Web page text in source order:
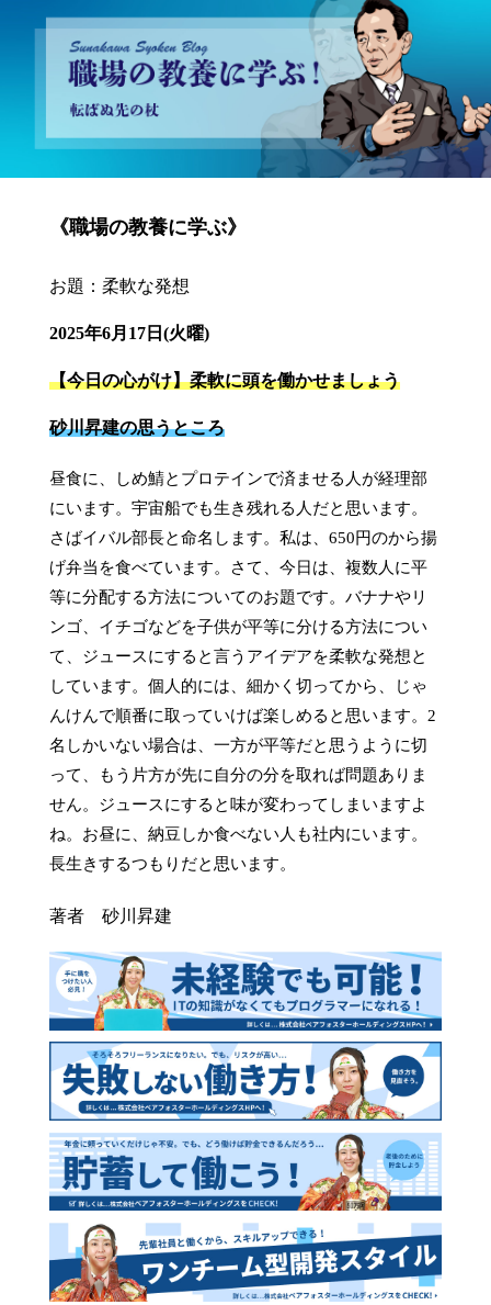
砂川昇建会長ブログ 職場の教養に学ぶ！～転ばぬ先の杖～
《職場の教養に学ぶ》
お題：柔軟な発想
2025年6月17日(火曜)
【今日の心がけ】柔軟に頭を働かせましょう
砂川昇建の思うところ
昼食に、しめ鯖とプロテインで済ませる人が経理部
にいます。宇宙船でも生き残れる人だと思います。
さばイバル部長と命名します。私は、650円のから揚
げ弁当を食べています。さて、今日は、複数人に平
等に分配する方法についてのお題です。バナナやリ
ンゴ、イチゴなどを子供が平等に分ける方法につい
て、ジュースにすると言うアイデアを柔軟な発想と
しています。個人的には、細かく切ってから、じゃ
んけんで順番に取っていけば楽しめると思います。2
名しかいない場合は、一方が平等だと思うように切
って、もう片方が先に自分の分を取れば問題ありま
せん。ジュースにすると味が変わってしまいますよ
ね。お昼に、納豆しか食べない人も社内にいます。
長生きするつもりだと思います。
著者 砂川昇建